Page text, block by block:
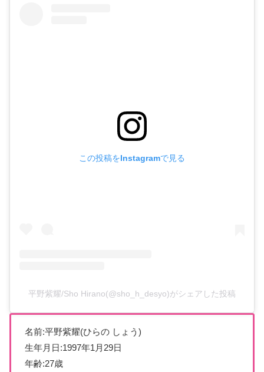
この投稿をInstagramで見る
平野紫耀/Sho Hirano(@sho_h_desyo)がシェアした投稿
名前:平野紫耀(ひらの しょう)
生年月日:1997年1月29日
年齢:27歳